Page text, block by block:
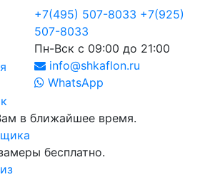
+7(495) 507-8033 +7(925)
507-8033
Пн-Вск с 09:00 до 21:00
info@shkaflon.ru
WhatsApp
в ближайшее время.
бесплатно.